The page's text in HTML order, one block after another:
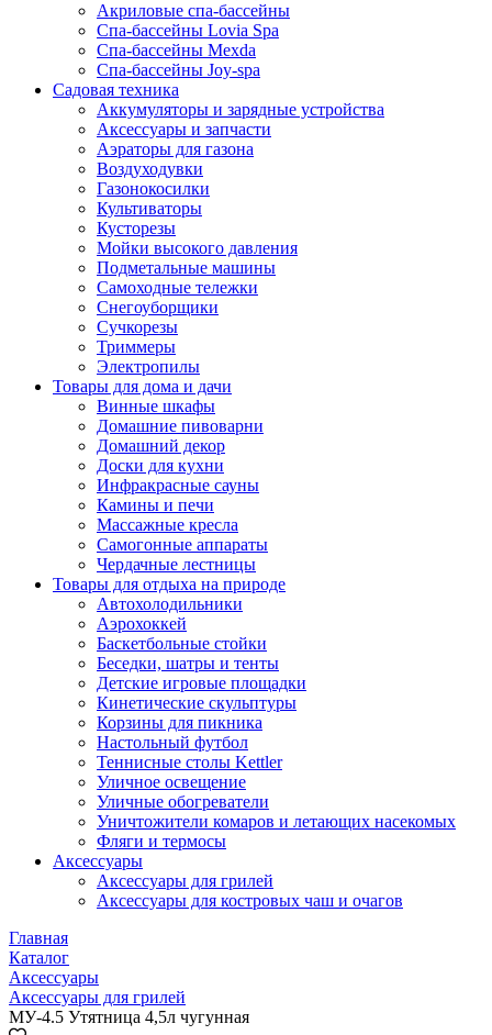
Акриловые спа-бассейны
Спа-бассейны Lovia Spa
Спа-бассейны Mexda
Спа-бассейны Joy-spa
Садовая техника
Аккумуляторы и зарядные устройства
Аксессуары и запчасти
Аэраторы для газона
Воздуходувки
Газонокосилки
Культиваторы
Кусторезы
Мойки высокого давления
Подметальные машины
Самоходные тележки
Снегоуборщики
Сучкорезы
Триммеры
Электропилы
Товары для дома и дачи
Винные шкафы
Домашние пивоварни
Домашний декор
Доски для кухни
Инфракрасные сауны
Камины и печи
Массажные кресла
Самогонные аппараты
Чердачные лестницы
Товары для отдыха на природе
Автохолодильники
Аэрохоккей
Баскетбольные стойки
Беседки, шатры и тенты
Детские игровые площадки
Кинетические скульптуры
Корзины для пикника
Настольный футбол
Теннисные столы Kettler
Уличное освещение
Уличные обогреватели
Уничтожители комаров и летающих насекомых
Фляги и термосы
Аксессуары
Аксессуары для грилей
Аксессуары для костровых чаш и очагов
Главная
Каталог
Аксессуары
Аксессуары для грилей
МУ-4.5 Утятница 4,5л чугунная